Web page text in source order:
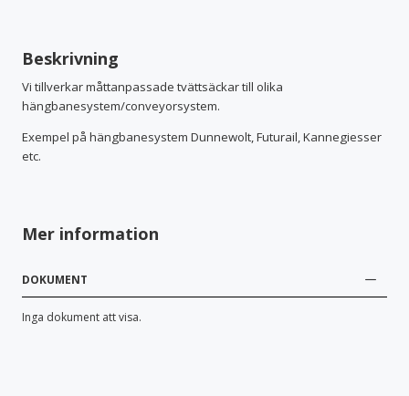
Beskrivning
Vi tillverkar måttanpassade tvättsäckar till olika
hängbanesystem/conveyorsystem.
Exempel på hängbanesystem Dunnewolt, Futurail, Kannegiesser
etc.
Mer information
DOKUMENT
Inga dokument att visa.